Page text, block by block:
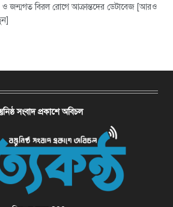
ও জন্মগত বিরল রোগে আক্রান্তদের ডেটাবেজ [আরও
সংবাদ প্রকাশে অবিচল